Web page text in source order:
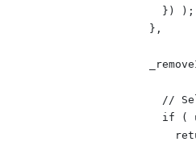
        }) );
      },
//
if (